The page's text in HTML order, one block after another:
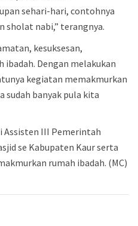
sehari-hari, contohnya
sholat nabi,” terangnya.
kesuksesan,
ibadah. Dengan melakukan
kegiatan memakmurkan
sudah banyak pula kita
Assisten III Pemerintah
se Kabupaten Kaur serta
rumah ibadah. (MC)